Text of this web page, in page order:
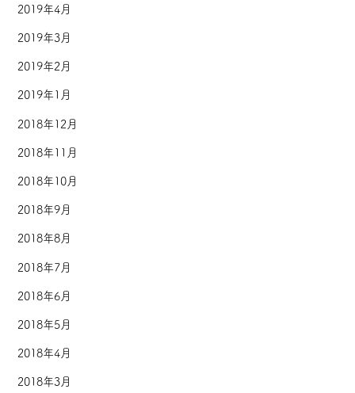
2019年4月
2019年3月
2019年2月
2019年1月
2018年12月
2018年11月
2018年10月
2018年9月
2018年8月
2018年7月
2018年6月
2018年5月
2018年4月
2018年3月